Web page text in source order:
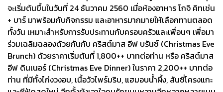
จะเริ่มต้นขึ้นในวันที่ 24 ธันวาคม 2560 เมื่อห้องอาหาร โกจิ คิทเช่น
+ บาร์ มาพร้อมกับกิจกรรม และอาหารมากมายให้เลือกทานตลอด
ทั้งวัน เหมาะสำหรับการรับประทานกับครอบครัวและเพื่อนๆ เพื่อมา
ร่วมเฉลิมฉลองด้วยกันกับ คริสต์มาส อีฟ บรันช์ (Christmas Eve
Brunch) ด้วยราคาเริ่มต้นที่ 1,800++ บาทต่อท่าน หรือ คริสต์มาส
อีฟ ดินเนอร์ (Christmas Eve Dinner) ในราคา 2,200++ บาทต่อ
ท่าน ที่มีทั้งไก่งวงอบ, เนื้อวัวไพร์มริบ, แฮมอบน้ำผึ้ง, สันซี่โครงแกะ